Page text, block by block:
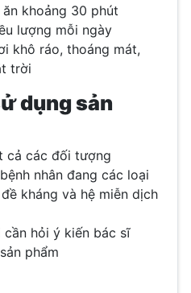
khoảng 30 phút
lượng mỗi ngày
khô ráo, thoáng mát,
trời
dụng sản
cả các đối tượng
nhân đang các loại
kháng và hệ miễn dịch
hỏi ý kiến bác sĩ
phẩm